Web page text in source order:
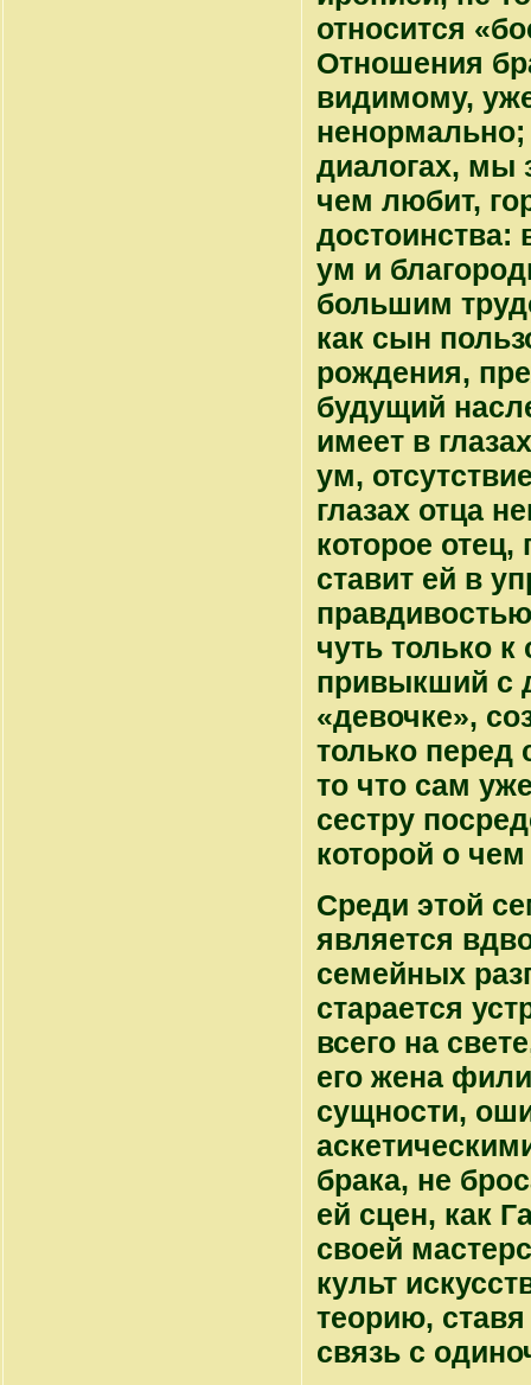
относится
Отношения
видимому,
диалогах, мы
чем любит,
достоинства:
ум и
большим
как сын
рождения,
будущий
имеет в
ум,
глазах отца
которое
ставит ей в
чуть только
привыкший с
«девочке»,
только перед
то что сам
сестру
которой о
Среди этой
является
семейных
старается
всего на
его жена
сущности,
брака, не
ей сцен, как
своей
культ
теорию,
связь с